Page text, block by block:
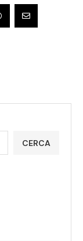
CERCA